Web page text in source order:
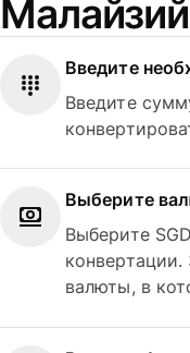
Введите
Введите
Выберите
Выберите
конвертации.
валюты, в